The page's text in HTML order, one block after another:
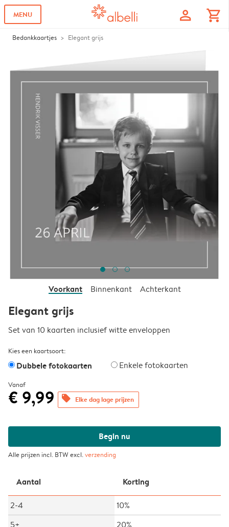
MENU profile shopping_cart
Bedankkaartjes Elegant grijs
Voorkant Binnenkant Achterkant
Elegant grijs
Set van 10 kaarten inclusief witte enveloppen
Kies een kaartsoort:
Dubbele fotokaarten Enkele fotokaarten
Vanaf
€ 9,99 offers Elke dag lage prijzen
Begin nu
Alle prijzen incl. BTW excl.verzending
Aantal Korting
2-4
10%
5+
20%